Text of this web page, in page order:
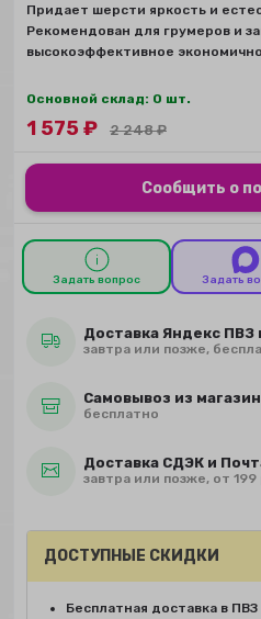
Придает шерсти яркость и
Рекомендован для грумеров и
высокоэффективное
Основной склад: 0 шт.
1 575 ₽ 2 248₽
Сообщить о
Задать вопрос Задать
Доставка Яндекс ПВЗ
завтра или позже,
Самовывоз из
бесплатно
Доставка СДЭК и
завтра или позже, от 199
ДОСТУПНЫЕ СКИДКИ
Бесплатная доставка в